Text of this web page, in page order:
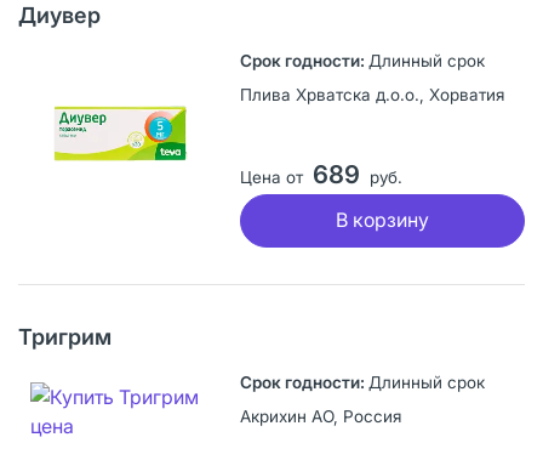
Диувер
Длинный срок
Плива Хрватска д.о.о., Хорватия
Цена от 689 руб.
В корзину
Тригрим
Длинный срок
Акрихин АО, Россия